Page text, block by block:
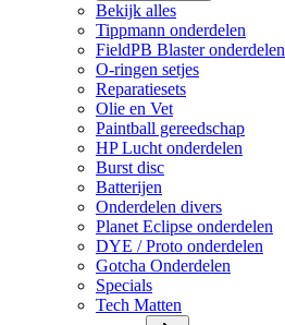
Bekijk alles
Tippmann onderdelen
FieldPB Blaster onderdelen
O-ringen setjes
Reparatiesets
Olie en Vet
Paintball gereedschap
HP Lucht onderdelen
Burst disc
Batterijen
Onderdelen divers
Planet Eclipse onderdelen
DYE / Proto onderdelen
Gotcha Onderdelen
Specials
Tech Matten